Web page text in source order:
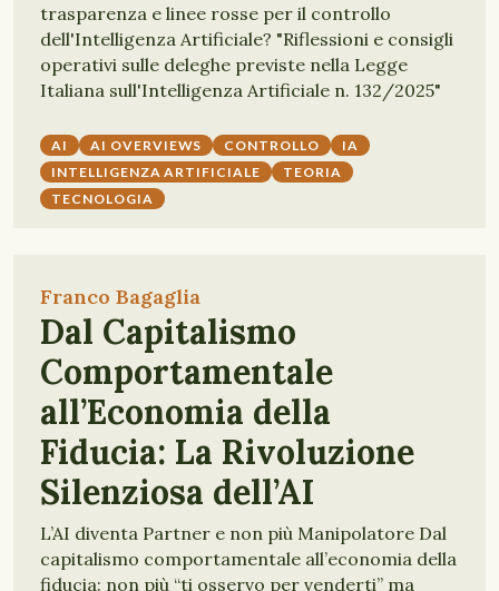
trasparenza e linee rosse per il controllo
dell'Intelligenza Artificiale? "Riflessioni e consigli
operativi sulle deleghe previste nella Legge
Italiana sull'Intelligenza Artificiale n. 132/2025"
AI AI OVERVIEWS CONTROLLO
IA
INTELLIGENZA ARTIFICIALE
TEORIA
TECNOLOGIA
Franco Bagaglia
Dal Capitalismo
Comportamentale
all’Economia della
Fiducia: La Rivoluzione
Silenziosa dell’AI
L’AI diventa Partner e non più Manipolatore Dal
capitalismo comportamentale all’economia della
fiducia: non più “ti osservo per venderti” ma